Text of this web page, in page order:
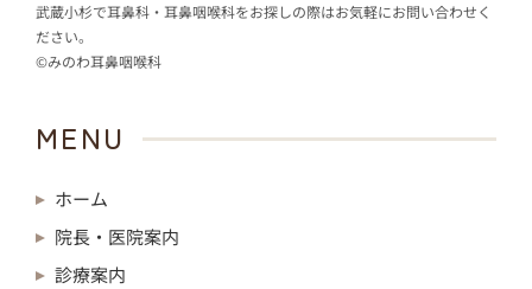
武蔵小杉で耳鼻科・耳鼻咽喉科をお探しの際はお気軽にお問い合わせく
ださい。
©みのわ耳鼻咽喉科
MENU
ホーム
院長・医院案内
診療案内